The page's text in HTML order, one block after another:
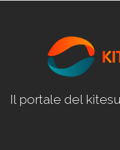
Il portale del